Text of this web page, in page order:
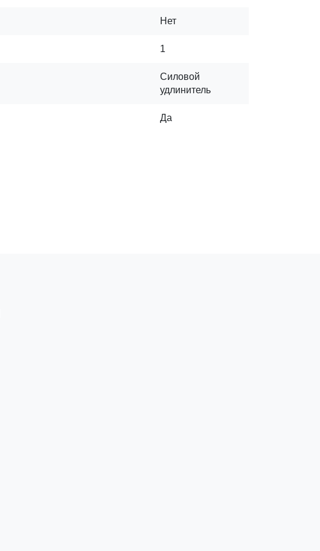
Нет
1
Силовой
удлинитель
Да